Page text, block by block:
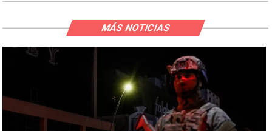
MÁS NOTICIAS